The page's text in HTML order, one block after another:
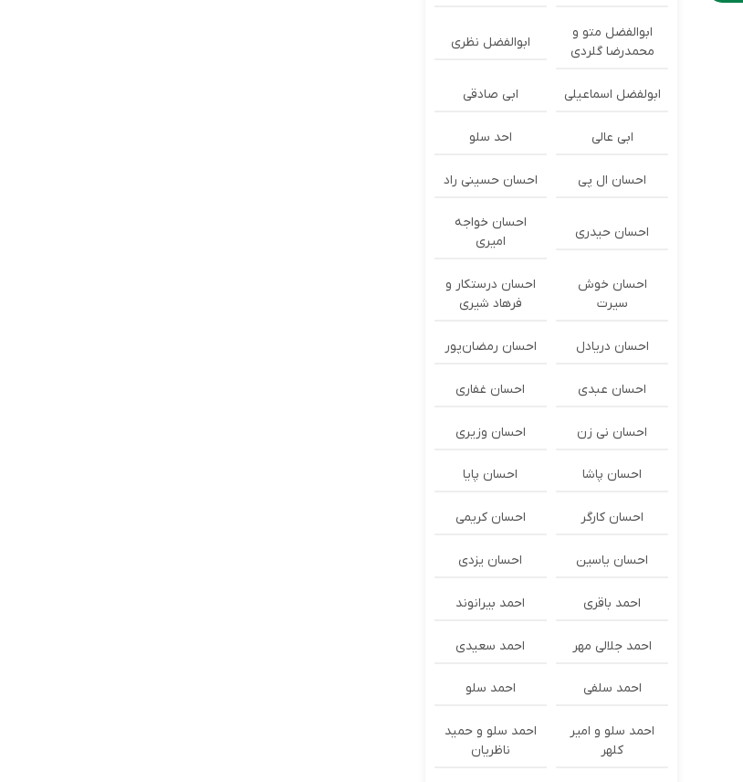
ابوالفضل متو و
محمدرضا گلردی
ابوالفضل نظری
ابولفضل اسماعیلی ابی صادقی
ابی عالی احد سلو
احسان ال پی احسان حسینی راد
احسان حیدری
احسان خواجه
امیری
احسان خوش
سیرت
احسان درستكار و
فرهاد شيرى
احسان دریادل احسان رمضان‌پور
احسان عبدی احسان غفاری
احسان نی زن احسان وزیری
احسان پاشا احسان پایا
احسان کارگر احسان کریمی
احسان یاسین احسان یزدی
احمد باقری احمد بیرانوند
احمد جلالی مهر احمد سعیدی
احمد سلفی احمد سلو
احمد سلو و امیر
کلهر
احمد سلو و حمید
ناظریان